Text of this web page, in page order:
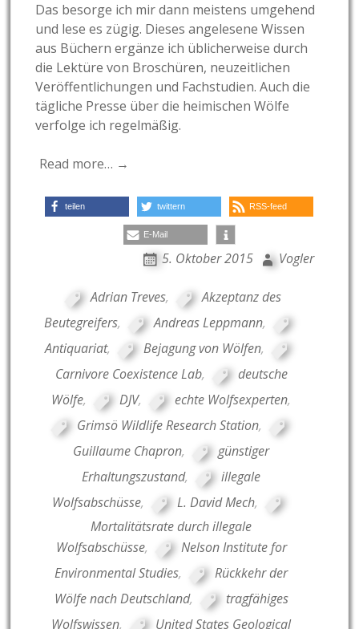
Das besorge ich mir dann meistens umgehend
und lese es zügig. Dieses angelesene Wissen
aus Büchern ergänze ich üblicherweise durch
die Lektüre von Broschüren, neuzeitlichen
Veröffentlichungen und Fachstudien. Auch die
tägliche Presse über die heimischen Wölfe
verfolge ich regelmäßig.
Read more… →
teilen twittern RSS-feed
E-Mail
5. Oktober 2015 Vogler
Adrian Treves,
Akzeptanz des
Beutegreifers, Andreas Leppmann,
Antiquariat, Bejagung von Wölfen,
Carnivore Coexistence Lab,
deutsche
Wölfe, DJV, echte Wolfsexperten,
Grimsö Wildlife Research Station,
Guillaume Chapron,
günstiger
Erhaltungszustand,
illegale
Wolfsabschüsse, L. David Mech,
Mortalitätsrate durch illegale
Wolfsabschüsse,
Nelson Institute for
Environmental Studies,
Rückkehr der
Wölfe nach Deutschland,
tragfähiges
Wolfswissen,
United States Geological